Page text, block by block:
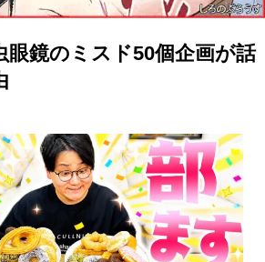
眼鏡のミスド50個企画が話